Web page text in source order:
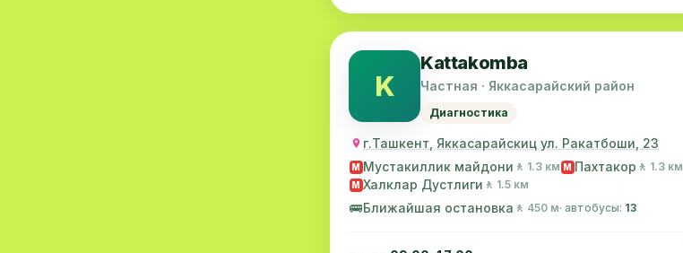
K
Kattakomba
Частная · Яккасарайский район
Диагностика
г.Ташкент, Яккасарайскиц ул. Ракатбоши, 23
M Мустакиллик майдони 🚶 1.3 км M Пахтакор 🚶 1.3 км
M Халклар Дустлиги 🚶 1.5 км
🚌Ближайшая остановка 🚶 450 м· автобусы: 13